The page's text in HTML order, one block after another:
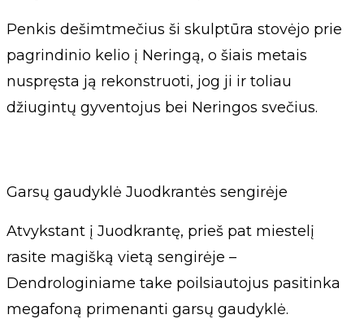
Penkis dešimtmečius ši skulptūra stovėjo prie
pagrindinio kelio į Neringą, o šiais metais
nuspręsta ją rekonstruoti, jog ji ir toliau
džiugintų gyventojus bei Neringos svečius.
Garsų gaudyklė Juodkrantės sengirėje
Atvykstant į Juodkrantę, prieš pat miestelį
rasite magišką vietą sengirėje –
Dendrologiniame take poilsiautojus pasitinka
megafoną primenanti garsų gaudyklė.